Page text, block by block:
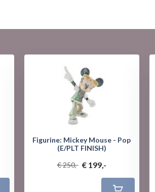
Figurine: Mickey Mouse - Pop
(E/PLT FINISH)
€ 250,- € 199,-